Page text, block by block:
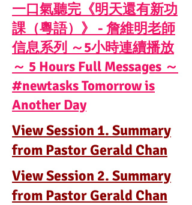
一口氣聽完《明天還有新功
課（粵語）》 - 詹維明老師
信息系列 ～5小時連續播放
～ 5 Hours Full Messages ～
#newtasks Tomorrow is
Another Day
View Session 1. Summary
from Pastor Gerald Chan
View Session 2. Summary
from Pastor Gerald Chan